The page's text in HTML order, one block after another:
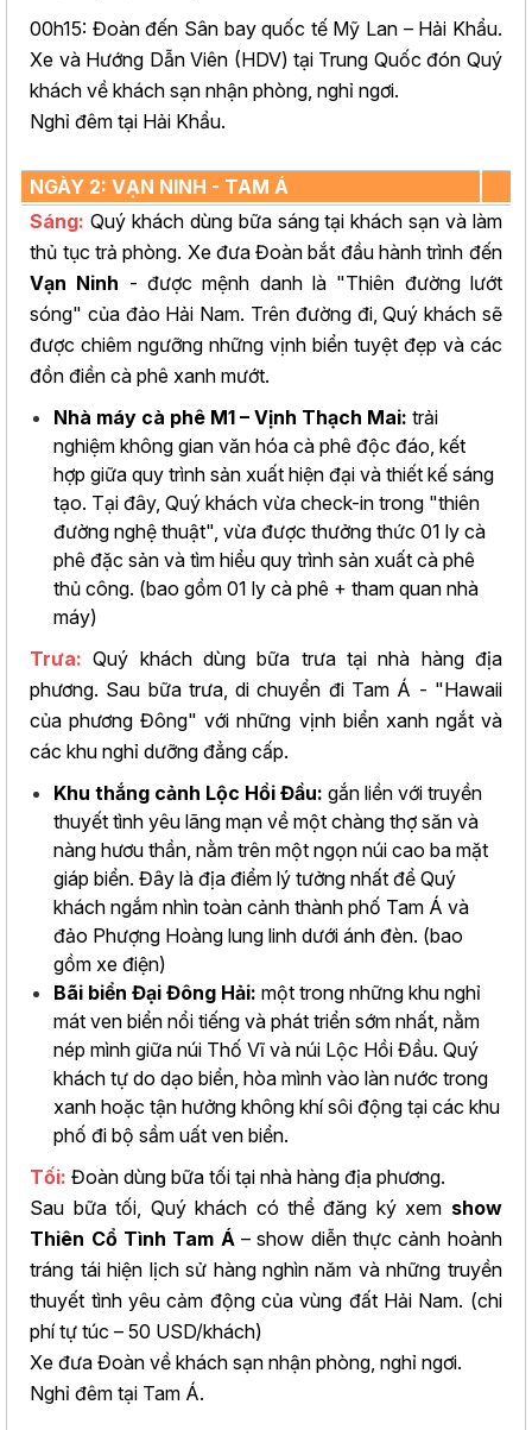
00h15: Đoàn đến Sân bay quốc tế Mỹ Lan – Hải Khẩu.
Xe và Hướng Dẫn Viên (HDV) tại Trung Quốc đón Quý
khách về khách sạn nhận phòng, nghỉ ngơi.
Nghỉ đêm tại Hải Khẩu.
NGÀY 2: VẠN NINH - TAM Á
Sáng:Quý khách dùng bữa sáng tại khách sạn và làm
thủ tục trả phòng. Xe đưa Đoàn bắt đầu hành trình đến
Vạn Ninh - được mệnh danh là "Thiên đường lướt
sóng" của đảo Hải Nam. Trên đường đi, Quý khách sẽ
được chiêm ngưỡng những vịnh biển tuyệt đẹp và các
đồn điền cà phê xanh mướt.
Nhà máy cà phê M1 – Vịnh Thạch Mai:trải
nghiệm không gian văn hóa cà phê độc đáo, kết
hợp giữa quy trình sản xuất hiện đại và thiết kế sáng
tạo. Tại đây, Quý khách vừa check-in trong "thiên
đường nghệ thuật", vừa được thưởng thức 01 ly cà
phê đặc sản và tìm hiểu quy trình sản xuất cà phê
thủ công. (bao gồm 01 ly cà phê + tham quan nhà
máy)
Trưa: Quý khách dùng bữa trưa tại nhà hàng địa
phương. Sau bữa trưa, di chuyển đi Tam Á - "Hawaii
của phương Đông" với những vịnh biển xanh ngắt và
các khu nghỉ dưỡng đẳng cấp.
Khu thắng cảnh Lộc Hồi Đầu: gắn liền với truyền
thuyết tình yêu lãng mạn về một chàng thợ săn và
nàng hươu thần, nằm trên một ngọn núi cao ba mặt
giáp biển. Đây là địa điểm lý tưởng nhất để Quý
khách ngắm nhìn toàn cảnh thành phố Tam Á và
đảo Phượng Hoàng lung linh dưới ánh đèn. (bao
gồm xe điện)
Bãi biển Đại Đông Hải: một trong những khu nghỉ
mát ven biển nổi tiếng và phát triển sớm nhất, nằm
nép mình giữa núi Thố Vĩ và núi Lộc Hồi Đầu. Quý
khách tự do dạo biển, hòa mình vào làn nước trong
xanh hoặc tận hưởng không khí sôi động tại các khu
phố đi bộ sầm uất ven biển.
Tối: Đoàn dùng bữa tối tại nhà hàng địa phương.
Sau bữa tối, Quý khách có thể đăng ký xem show
Thiên Cổ Tình Tam Á – show diễn thực cảnh hoành
tráng tái hiện lịch sử hàng nghìn năm và những truyền
thuyết tình yêu cảm động của vùng đất Hải Nam. (chi
phí tự túc – 50 USD/khách)
Xe đưa Đoàn về khách sạn nhận phòng, nghỉ ngơi.
Nghỉ đêm tại Tam Á.